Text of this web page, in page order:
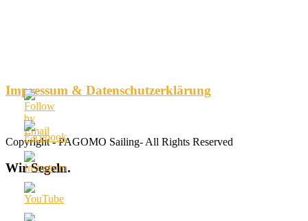
Impressum & Datenschutzerklärung
Copyright - PAGOMO Sailing- All Rights Reserved
WirSegeln.